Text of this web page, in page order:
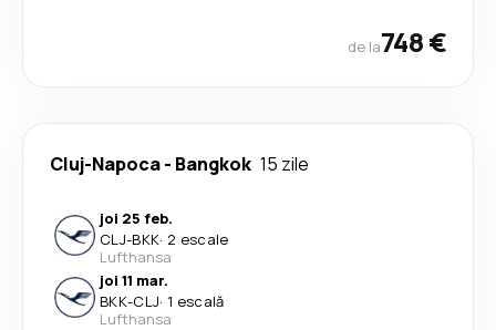
de la748 €
Cluj-Napoca- Bangkok 15 zile
joi 25 feb.
CLJ-BKK· 2 escale
Lufthansa
joi 11 mar.
BKK-CLJ· 1 escală
Lufthansa